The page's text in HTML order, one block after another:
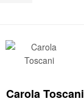
Carola Toscani